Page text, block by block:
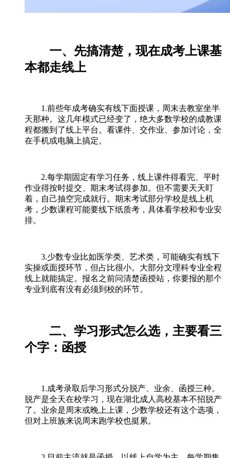
一、先搞清楚，现在成考上课基
本都走线上
1.前些年成考确实有线下面授课，周末去教室坐半
天那种。这几年模式已经变了，绝大多数学校的成教课
程都搬到了线上平台。看课件、交作业、参加讨论，全
在手机或电脑上搞定。
2.每学期固定有学习任务，线上课件得看完、平时
作业得按时提交、期末考试得参加。但不需要天天盯
着，自己抽空完成就行。期末考试部分学校是线上机
考，少数课程可能要线下纸质考，具体看学校和专业安
排。
3.少数专业比如医学类、艺术类，可能确实有线下
实操或面授环节，但占比很小。大部分文理科专业全程
线上就能搞定。报名之前问清楚函授站，你要报的那个
专业到底有没有必须到校的环节。
二、学习形式怎么选，主要看三
个字：函授
1.成考录取后学习形式分脱产、业余、函授三种。
脱产是全天在校学习，现在湖北成人高校基本不招脱产
了。业余是周末或晚上上课，少数学校还有这个选项，
但对上班族来说周末跑学校也挺累。